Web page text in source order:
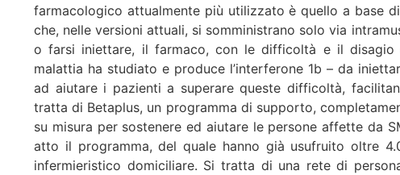
farmacologico attualmente più utilizzato è quello a base
che, nelle versioni attuali, si somministrano solo via
o farsi iniettare, il farmaco, con le difficoltà e il disagio
malattia ha studiato e produce l’interferone 1b – da
ad aiutare i pazienti a superare queste difficoltà,
tratta di Betaplus, un programma di supporto,
su misura per sostenere ed aiutare le persone affette da
atto il programma, del quale hanno già usufruito oltre
infermieristico domiciliare. Si tratta di una rete di